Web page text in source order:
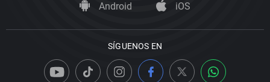
Android iOS
SÍGUENOS EN